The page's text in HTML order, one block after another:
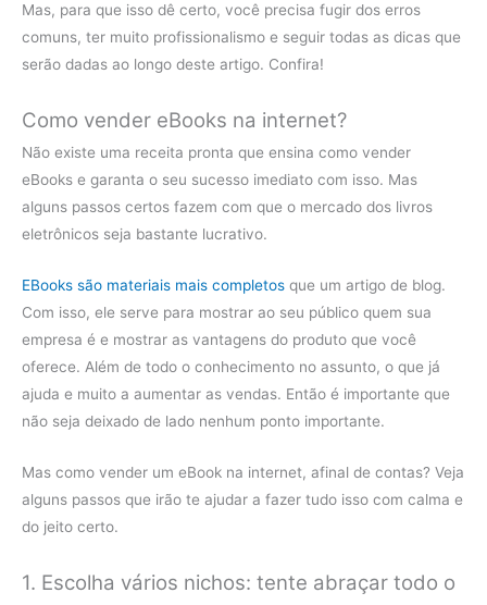
Mas, para que isso dê certo, você precisa fugir dos erros
comuns, ter muito profissionalismo e seguir todas as dicas que
serão dadas ao longo deste artigo. Confira!
Como vender eBooks na internet?
Não existe uma receita pronta que ensina como vender
eBooks e garanta o seu sucesso imediato com isso. Mas
alguns passos certos fazem com que o mercado dos livros
eletrônicos seja bastante lucrativo.
EBooks são materiais mais completos que um artigo de blog.
Com isso, ele serve para mostrar ao seu público quem sua
empresa é e mostrar as vantagens do produto que você
oferece. Além de todo o conhecimento no assunto, o que já
ajuda e muito a aumentar as vendas. Então é importante que
não seja deixado de lado nenhum ponto importante.
Mas como vender um eBook na internet, afinal de contas? Veja
alguns passos que irão te ajudar a fazer tudo isso com calma e
do jeito certo.
1. Escolha vários nichos: tente abraçar todo o